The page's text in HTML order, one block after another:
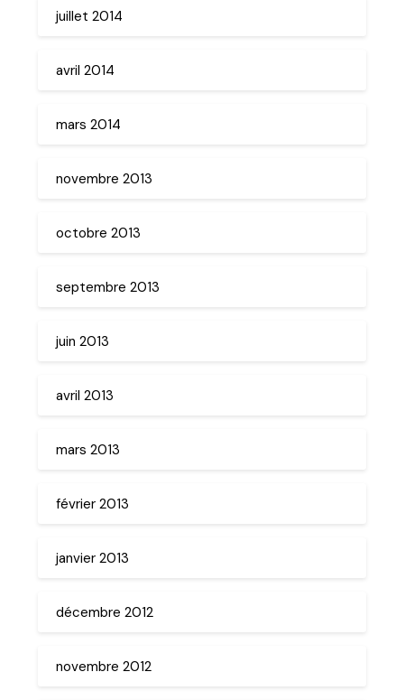
juillet 2014
avril 2014
mars 2014
novembre 2013
octobre 2013
septembre 2013
juin 2013
avril 2013
mars 2013
février 2013
janvier 2013
décembre 2012
novembre 2012